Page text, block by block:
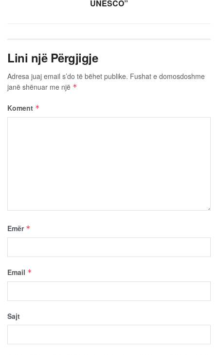
UNESCO”
Lini një Përgjigje
Adresa juaj email s’do të bëhet publike. Fushat e domosdoshme
janë shënuar me një *
Koment *
Emër *
Email *
Sajt